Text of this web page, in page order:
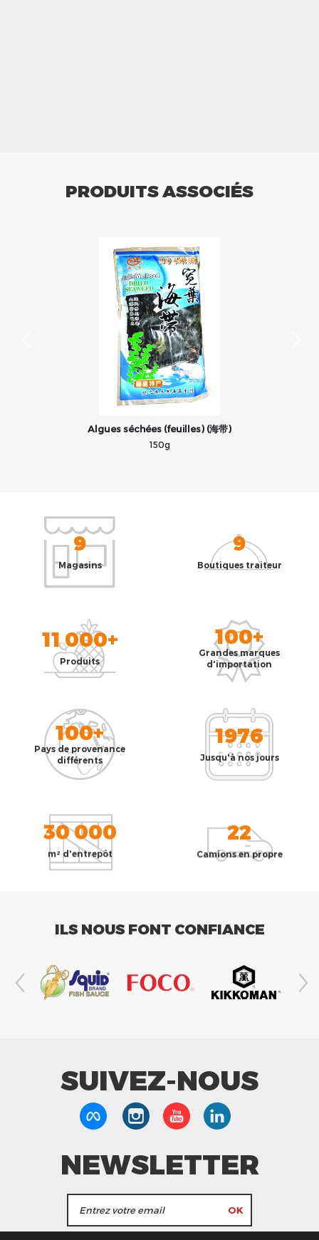
PRODUITS ASSOCIÉS
Algues séchées (feuilles) (海带)
150g
9
Magasins
9
Boutiques traiteur
11 000+
Produits
100+
Grandes marques
d'importation
100+
Pays de provenance
différents
1976
Jusqu'à nos jours
30 000
m² d'entrepôt
22
Camions en propre
ILS NOUS FONT CONFIANCE
SUIVEZ-NOUS
NEWSLETTER